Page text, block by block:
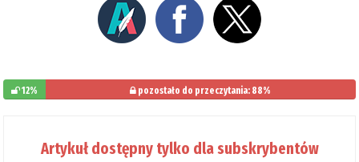
12% pozostało do przeczytania: 88%
Artykuł dostępny tylko dla subskrybentów